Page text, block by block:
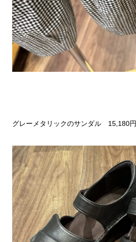
グレーメタリックのサンダル 15,180円